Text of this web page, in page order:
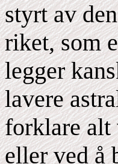
styrt av
riket, som
legger
lavere
forklare alt
eller ved å